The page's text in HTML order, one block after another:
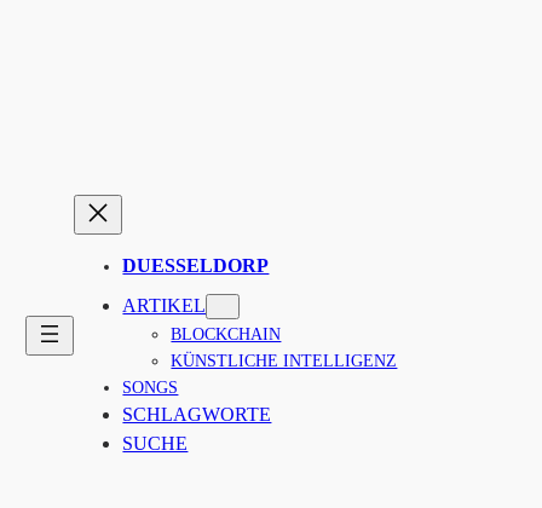
DUESSELDORP
ARTIKEL
BLOCKCHAIN
KÜNSTLICHE INTELLIGENZ
SONGS
SCHLAGWORTE
SUCHE